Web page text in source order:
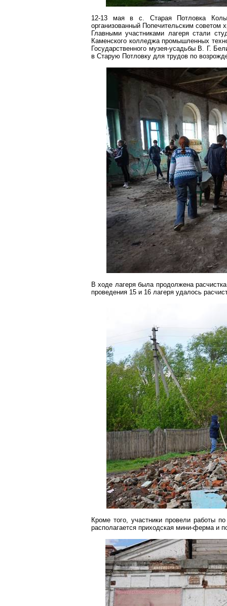
12-13 мая в с. Старая Потловка
организованный Попечительским советом
Главными участниками лагеря стали
Каменского колледжа промышленных
Государственного музея-усадьбы В. Г.
в Старую Потловку для трудов по
В ходе лагеря была продолжена
проведения 15 и 16 лагеря удалось
Кроме того, участники провели работы
располагается приходская мини-фермаи